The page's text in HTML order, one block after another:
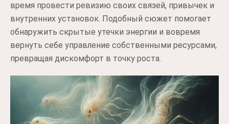
время провести ревизию своих связей, привычек и
внутренних установок. Подобный сюжет помогает
обнаружить скрытые утечки энергии и вовремя
вернуть себе управление собственными ресурсами,
превращая дискомфорт в точку роста.